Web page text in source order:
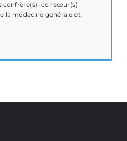
confrère(s) -consœur(s)
la médecine générale et